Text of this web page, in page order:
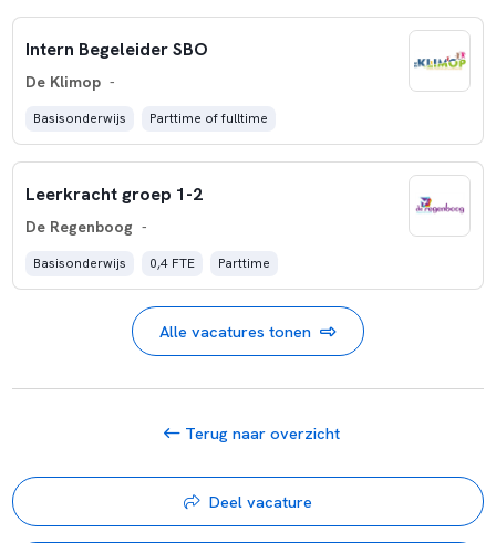
Intern Begeleider SBO
De Klimop -
Basisonderwijs Parttime of fulltime
Leerkracht groep 1-2
De Regenboog -
Basisonderwijs 0,4 FTE Parttime
Alle vacatures tonen
Terug naar overzicht
Deel vacature